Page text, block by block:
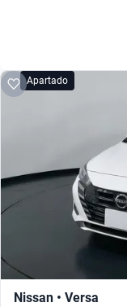
Apartado
Nissan • Versa